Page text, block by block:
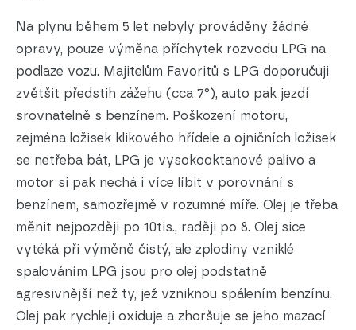
Na plynu během 5 let nebyly prováděny žádné
opravy, pouze výměna příchytek rozvodu LPG na
podlaze vozu. Majitelům Favoritů s LPG doporučuji
zvětšit předstih zážehu (cca 7°), auto pak jezdí
srovnatelně s benzínem. Poškození motoru,
zejména ložisek klikového hřídele a ojničních ložisek
se netřeba bát, LPG je vysokooktanové palivo a
motor si pak nechá i více líbit v porovnání s
benzínem, samozřejmě v rozumné míře. Olej je třeba
měnit nejpozději po 10tis., raději po 8. Olej sice
vytéká při výměně čistý, ale zplodiny vzniklé
spalováním LPG jsou pro olej podstatně
agresivnější než ty, jež vzniknou spálením benzínu.
Olej pak rychleji oxiduje a zhoršuje se jeho mazací